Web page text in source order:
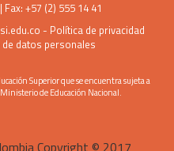
+57 (2) 555 14 41
- Política de privacidad
datos personales
Superior que se encuentra sujeta a
de Educación Nacional.
Copyright © 2017